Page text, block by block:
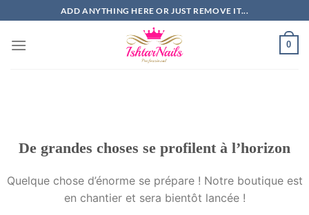
au
contenu
ADD ANYTHING HERE OR JUST REMOVE IT...
0
De grandes choses se profilent à l’horizon
Quelque chose d’énorme se prépare ! Notre boutique est
en chantier et sera bientôt lancée !